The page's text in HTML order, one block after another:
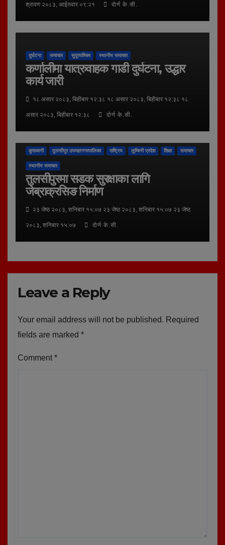
श्रावण २०८३, आईतवार ०९:२१ दोर्ण के.सी.
दुर्घटना समाचार सुदूरपश्चिम स्थानीय समाचार
कर्णालीमा यात्रुवाहक गाडी दुर्घटना, उद्धार
कार्य जारी
१८ असार २०८३, बिहीबार १२:३८ १८ असार २०८३, बिहीबार १२:३८ १८
असार २०८३, बिहीबार १२:३८ दोर्ण के.सी.
कुराकानी तुलसीपुर उपमहानगरपालिका राष्ट्रिय लुम्बिनी प्रदेश शिक्षा समाचार
स्थानीय समाचार
तुलसीपुरमा सडक सुरक्षाका लागि
जेब्राक्रसिङ निर्माण
२३ जेष्ठ २०८३, शनिबार १५:०७ २३ जेष्ठ २०८३, शनिबार १५:०७ २३ जेष्ठ
२०८३, शनिबार १५:०७ दोर्ण के.सी.
Leave a Reply
Your email address will not be published. Required
fields are marked *
Comment *